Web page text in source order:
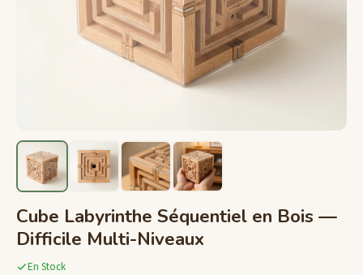
Cube Labyrinthe Séquentiel en Bois —
Difficile Multi-Niveaux
En Stock